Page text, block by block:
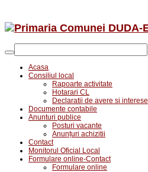
Acasa
Consiliul local
Rapoarte activitate
Hotarari CL
Declaratii de avere si interese
Documente contabile
Anunturi publice
Posturi vacante
Anunțuri achizitii
Contact
Monitorul Oficial Local
Formulare online-Contact
Formulare online